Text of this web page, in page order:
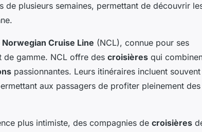
de plusieurs semaines, permettant de découvrir
Norwegian Cruise Line (NCL), connue pour ses
de gamme. NCL offre des croisières qui
passionnantes. Leurs itinéraires incluent souvent
aux passagers de profiter pleinement des
plus intimiste, des compagnies de croisières